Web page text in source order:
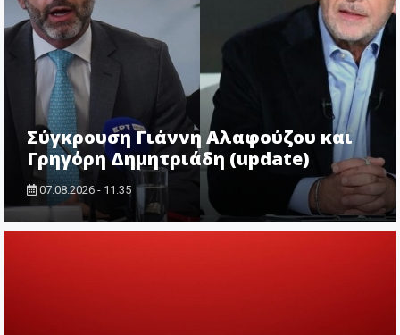
Σύγκρουση Γιάννη Αλαφούζου και
Γρηγόρη Δημητριάδη (update)
07.08.2026 - 11:35